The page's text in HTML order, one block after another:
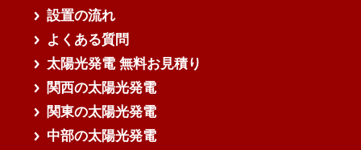
設置の流れ
よくある質問
太陽光発電 無料お見積り
関西の太陽光発電
関東の太陽光発電
中部の太陽光発電